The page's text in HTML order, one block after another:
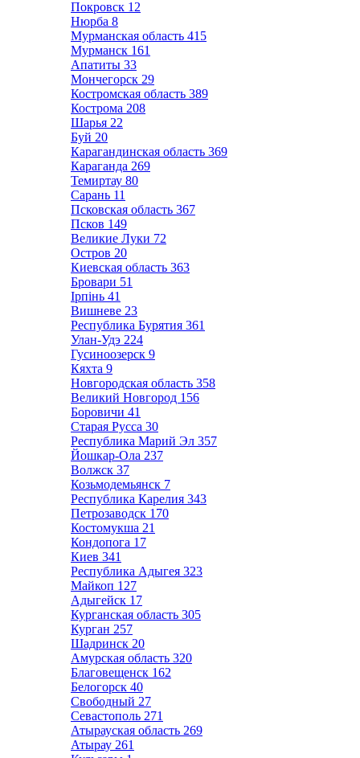
Покровск 12
Нюрба 8
Мурманская область 415
Мурманск 161
Апатиты 33
Мончегорск 29
Костромская область 389
Кострома 208
Шарья 22
Буй 20
Карагандинская область 369
Караганда 269
Темиртау 80
Сарань 11
Псковская область 367
Псков 149
Великие Луки 72
Остров 20
Киевская область 363
Бровари 51
Ірпінь 41
Вишневе 23
Республика Бурятия 361
Улан-Удэ 224
Гусиноозерск 9
Кяхта 9
Новгородская область 358
Великий Новгород 156
Боровичи 41
Старая Русса 30
Республика Марий Эл 357
Йошкар-Ола 237
Волжск 37
Козьмодемьянск 7
Республика Карелия 343
Петрозаводск 170
Костомукша 21
Кондопога 17
Киев 341
Республика Адыгея 323
Майкоп 127
Адыгейск 17
Курганская область 305
Курган 257
Шадринск 20
Амурская область 320
Благовещенск 162
Белогорск 40
Свободный 27
Севастополь 271
Атырауская область 269
Атырау 261